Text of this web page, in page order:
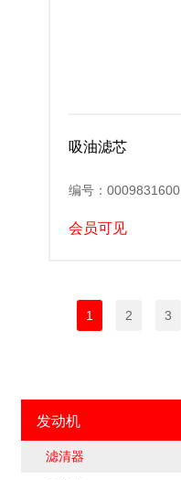
发动机
滤清器
吸油滤芯
编号：0009831600
会员可见
1 2 3